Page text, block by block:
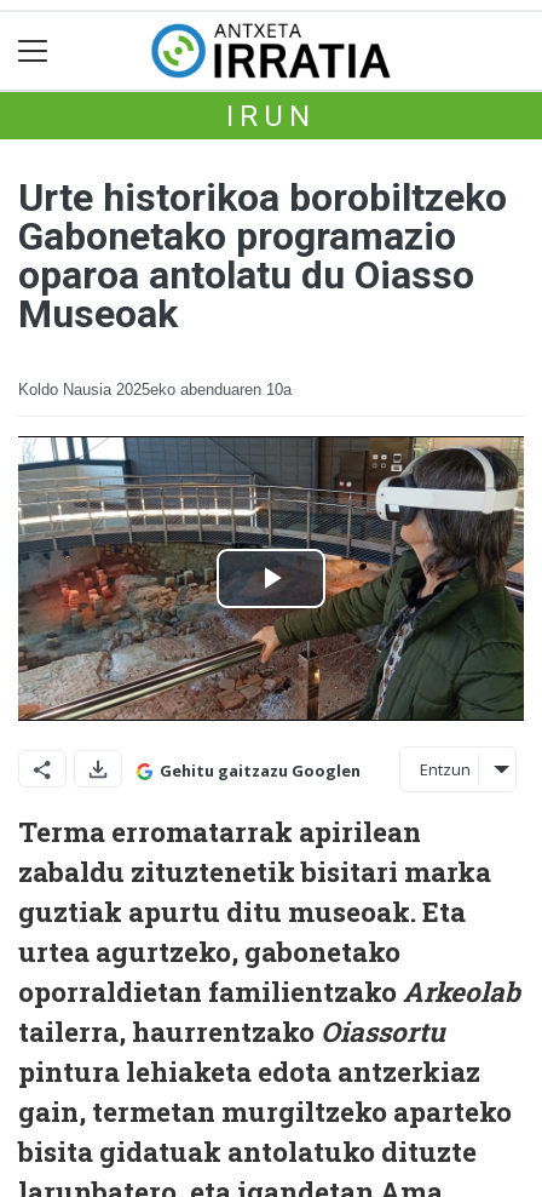
IRUN
Urte historikoa borobiltzeko
Gabonetako programazio
oparoa antolatu du Oiasso
Museoak
Koldo Nausia 2025eko abenduaren 10a
Gehitu gaitzazu Googlen Entzun
Terma erromatarrak apirilean
zabaldu zituztenetik bisitari marka
guztiak apurtu ditu museoak. Eta
urtea agurtzeko, gabonetako
oporraldietan familientzakoArkeolab
tailerra, haurrentzako Oiassortu
pintura lehiaketa edota antzerkiaz
gain, termetan murgiltzeko aparteko
bisita gidatuak antolatuko dituzte